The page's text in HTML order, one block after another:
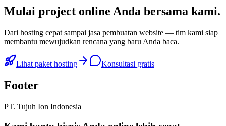
Mulai project online Anda bersama kami.
Dari hosting cepat sampai jasa pembuatan website — tim kami siap
membantu mewujudkan rencana yang baru Anda baca.
Lihat paket hosting Konsultasi gratis
Footer
PT. Tujuh Ion Indonesia